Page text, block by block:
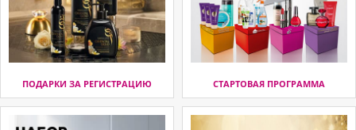
ПОДАРКИ ЗА РЕГИСТРАЦИЮ СТАРТОВАЯ ПРОГРАММА